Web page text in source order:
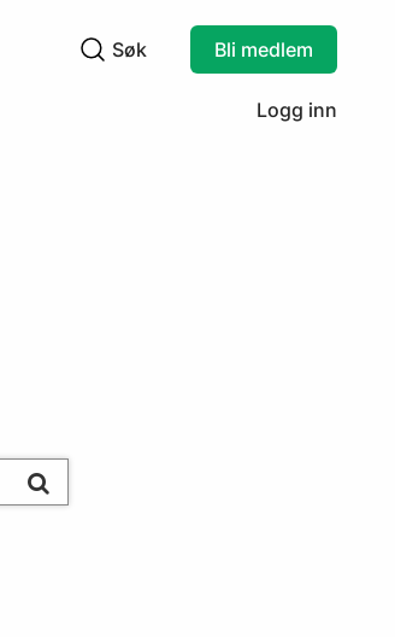
Søkefelt
Søk Bli medlem
Logg inn